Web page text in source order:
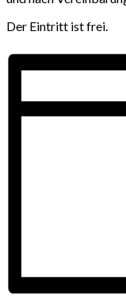
Der Eintritt ist frei.